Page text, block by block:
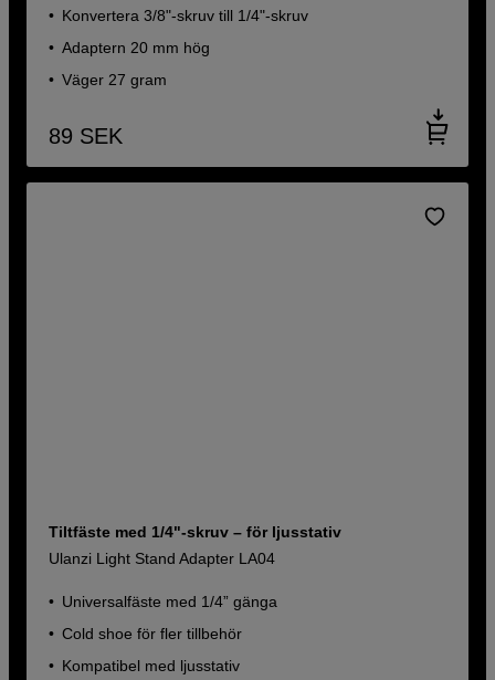
Konvertera 3/8"-skruv till 1/4"-skruv
Adaptern 20 mm hög
Väger 27 gram
89 SEK
Tiltfäste med 1/4"-skruv – för ljusstativ
Ulanzi Light Stand Adapter LA04
Universalfäste med 1/4” gänga
Cold shoe för fler tillbehör
Kompatibel med ljusstativ